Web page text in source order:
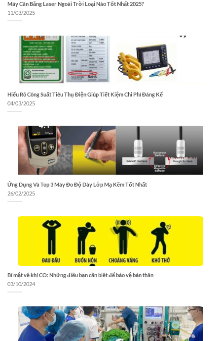
Máy Cân Bằng Laser Ngoài Trời Loại Nào Tốt Nhất 2025?
11/03/2025
Hiểu Rõ Công Suất Tiêu Thụ Điện Giúp Tiết Kiệm Chi Phí Đáng Kể
04/03/2025
Ứng Dụng Và Top 3 Máy Đo Độ Dày Lớp Mạ Kẽm Tốt Nhất
26/02/2025
Bí mật về khí CO: Những điều bạn cần biết để bảo vệ bản thân
03/10/2024